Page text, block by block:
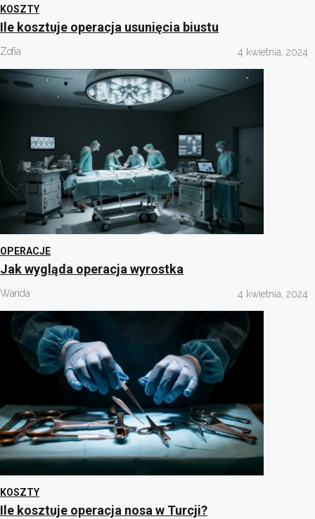
KOSZTY
Ile kosztuje operacja usunięcia biustu
Zofia 4 kwietnia, 2024
OPERACJE
Jak wygląda operacja wyrostka
Wanda 4 kwietnia, 2024
KOSZTY
Ile kosztuje operacja nosa w Turcji?